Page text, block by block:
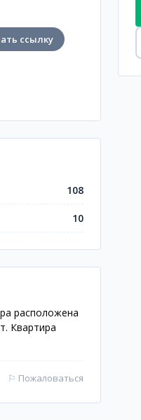
ссылку
108
10
расположена
Квартира
⚐ Пожаловаться